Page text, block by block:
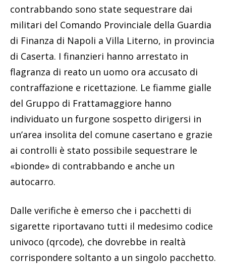
contrabbando sono state sequestrare dai
militari del Comando Provinciale della Guardia
di Finanza di Napoli a Villa Literno, in provincia
di Caserta. I finanzieri hanno arrestato in
flagranza di reato un uomo ora accusato di
contraffazione e ricettazione. Le fiamme gialle
del Gruppo di Frattamaggiore hanno
individuato un furgone sospetto dirigersi in
un’area insolita del comune casertano e grazie
ai controlli è stato possibile sequestrare le
«bionde» di contrabbando e anche un
autocarro.
Dalle verifiche è emerso che i pacchetti di
sigarette riportavano tutti il medesimo codice
univoco (qrcode), che dovrebbe in realtà
corrispondere soltanto a un singolo pacchetto.